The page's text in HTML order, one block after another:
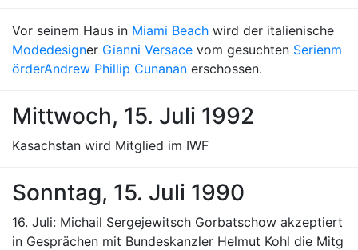
Vor seinem Haus in Miami Beach wird der italienische
Modedesigner Gianni Versace vom gesuchten Serienm
örderAndrew Phillip Cunanan erschossen.
Mittwoch, 15. Juli 1992
Kasachstan wird Mitglied im IWF
Sonntag, 15. Juli 1990
16. Juli: Michail Sergejewitsch Gorbatschow akzeptiert
in Gesprächen mit Bundeskanzler Helmut Kohl die Mitg